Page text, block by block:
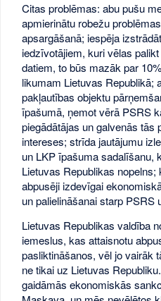
Citas problēmas: abu pušu
apmierinātu robežu
apsargāšanā; iespēja
iedzīvotājiem, kuri vēlas
datiem, to būs mazāk par
likumam Lietuvas Republikā;
pakļautības objektu
īpašumā, ņemot vērā PSRS
piegādātājas un galvenās tās
intereses; strīda jautājumu
un LKP īpašuma sadalīšanu,
Lietuvas Republikas
abpusēji izdevīgai
un palielināšanai starp
Lietuvas Republikas valdība
iemeslus, kas attaisnotu
pasliktināšanos, vēl jo vairāk
ne tikai uz Lietuvas
gaidāmās ekonomiskās